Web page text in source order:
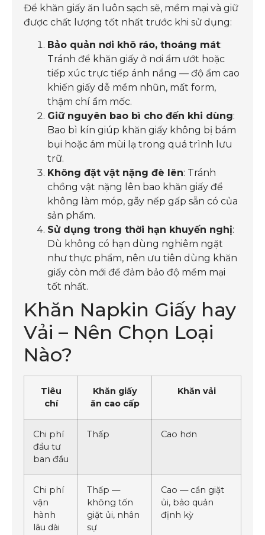
Để khăn giấy ăn luôn sạch sẽ, mềm mại và giữ
được chất lượng tốt nhất trước khi sử dụng:
Bảo quản nơi khô ráo, thoáng mát:
Tránh để khăn giấy ở nơi ẩm ướt hoặc
tiếp xúc trực tiếp ánh nắng — độ ẩm cao
khiến giấy dễ mềm nhũn, mất form,
thậm chí ẩm mốc.
Giữ nguyên bao bì cho đến khi dùng:
Bao bì kín giúp khăn giấy không bị bám
bụi hoặc ám mùi lạ trong quá trình lưu
trữ.
Không đặt vật nặng đè lên: Tránh
chồng vật nặng lên bao khăn giấy để
không làm móp, gãy nếp gấp sẵn có của
sản phẩm.
Sử dụng trong thời hạn khuyến nghị:
Dù không có hạn dùng nghiêm ngặt
như thực phẩm, nên ưu tiên dùng khăn
giấy còn mới để đảm bảo độ mềm mại
tốt nhất.
Khăn Napkin Giấy hay
Vải – Nên Chọn Loại
Nào?
Tiêu
chí
Khăn giấy
ăn cao cấp
Khăn vải
Chi phí
đầu tư
ban đầu
Thấp Cao hơn
Chi phí
vận
hành
lâu dài
Thấp —
không tốn
giặt ủi, nhân
sự
Cao — cần giặt
ủi, bảo quản
định kỳ